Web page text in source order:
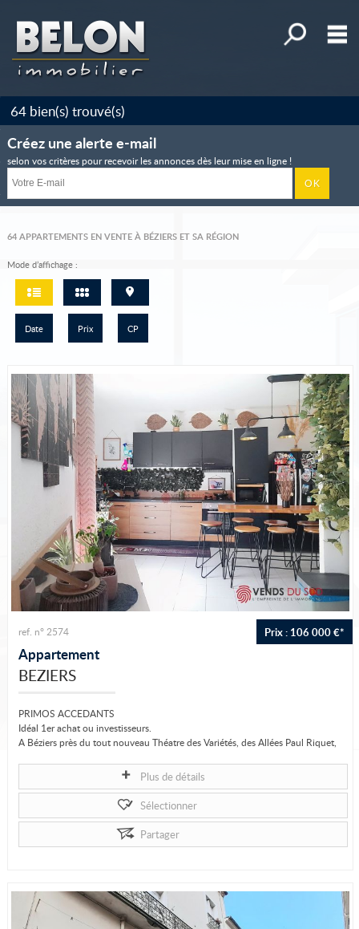
Affiner la
Maisons, villas, propriétés
Appartements
Terrains
Immeubles
Commerces et Entreprises
Mes sélections
Alerte e-mail
Déposez votre recherche
Vous vendez votre bien
Notre agence
Accès propriétaire
64 bien(s) trouvé(s)
Créez une alerte e-mail
selon vos critères pour recevoir les annonces dès leur mise en ligne !
64APPARTEMENTS EN VENTE À BÉZIERS ET SA RÉGION
Mode d’affichage :
Date Prix CP
Prix : 106 000 €*
ref. n° 2574
Appartement
BEZIERS
PRIMOS ACCEDANTS
Idéal 1er achat ou investisseurs.
A Béziers près du tout nouveau Théatre des Variétés, des Allées Paul Riquet,
Plus de détails
Sélectionner
Partager